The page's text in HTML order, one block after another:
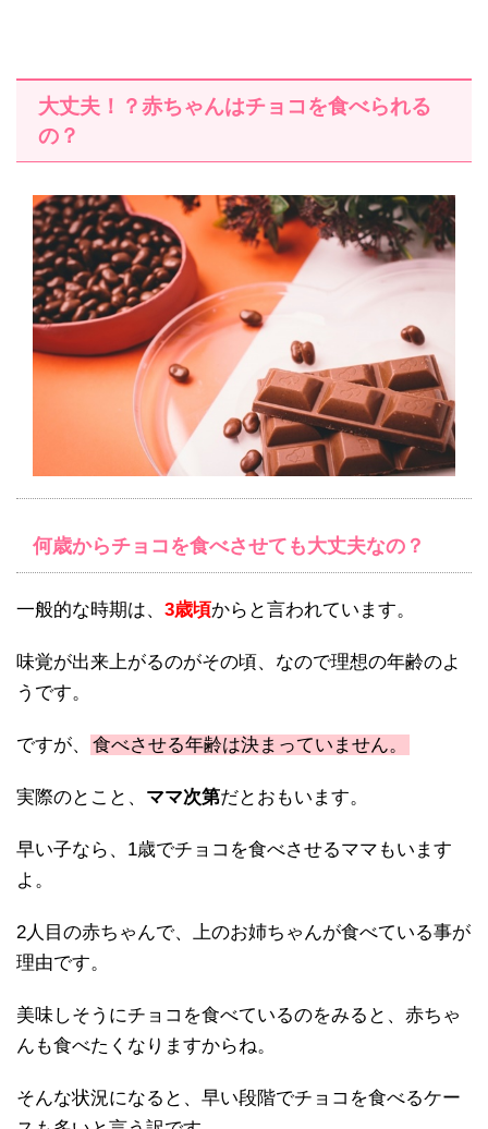
大丈夫！？赤ちゃんはチョコを食べられる
の？
何歳からチョコを食べさせても大丈夫なの？
一般的な時期は、 3歳頃からと言われています。
味覚が出来上がるのがその頃、なので理想の年齢のよ
うです。
ですが、 食べさせる年齢は決まっていません。
実際のとこと、 ママ次第だとおもいます。
早い子なら、1歳でチョコを食べさせるママもいます
よ。
2人目の赤ちゃんで、上のお姉ちゃんが食べている事が
理由です。
美味しそうにチョコを食べているのをみると、赤ちゃ
んも食べたくなりますからね。
そんな状況になると、早い段階でチョコを食べるケー